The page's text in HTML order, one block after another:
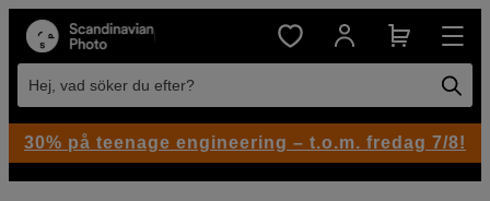
Hej, vad söker du efter?
30% på teenage engineering – t.o.m. fredag 7/8!